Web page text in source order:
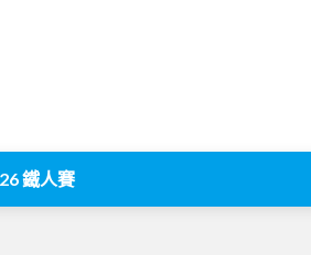
鐵人賽